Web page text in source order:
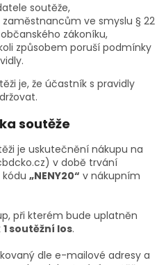
soutěže,
ve smyslu § 22
zákoníku,
způsobem poruší podmínky
je, že účastník s pravidly
soutěže
je uskutečnění nákupu na
v době trvání
„NENY20“ v nákupním
při kterém bude uplatněn
1 soutěžní los.
dle e-mailové adresy a